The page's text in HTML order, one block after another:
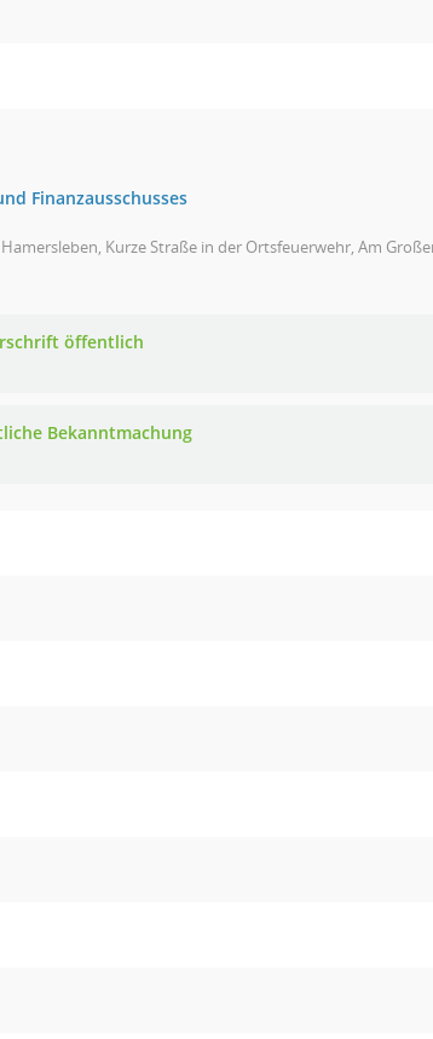
Finanzausschusses
Kurze Straße in der Ortsfeuerwehr, Am
öffentlich
Bekanntmachung